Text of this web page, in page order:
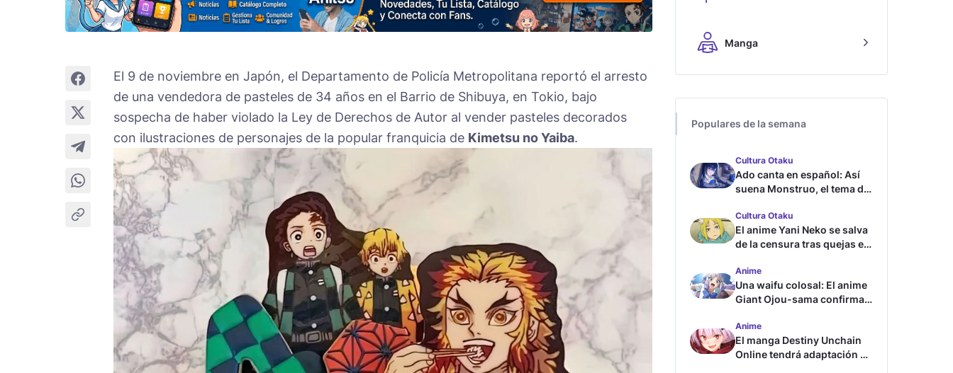
El 9 de noviembre en Japón, el Departamento de Policía Metropolitana reportó el arresto
de una vendedora de pasteles de 34 años en el Barrio de Shibuya, en Tokio, bajo
sospecha de haber violado la Ley de Derechos de Autor al vender pasteles decorados
con ilustraciones de personajes de la popular franquicia de Kimetsu no Yaiba.
Manga
Populares de la semana
Cultura Otaku
Ado canta en español: Así
suena Monstruo, el tema de
Cultura Otaku
El anime Yani Neko se salva
de la censura tras quejas en
Anime
Una waifu colosal: El anime
Giant Ojou-sama confirma
Anime
El manga Destiny Unchain
Online tendrá adaptación al